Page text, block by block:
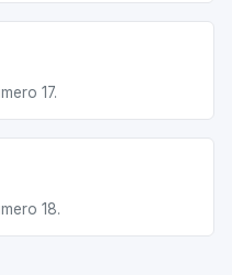
17.
18.